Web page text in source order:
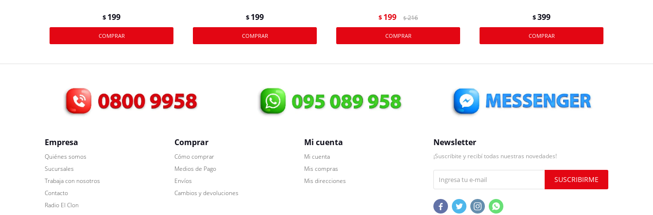
$ 199 $ 199 $ 199 $ 216 $399
Empresa
Quiénes somos
Sucursales
Trabaja con nosotros
Contacto
Radio El Clon
Comprar
Cómo comprar
Medios de Pago
Envíos
Cambios y devoluciones
Mi cuenta
Mi cuenta
Mis compras
Mis direcciones
Newsletter
¡Suscribite y recibí todas nuestras novedades!
SUSCRIBIRME
   